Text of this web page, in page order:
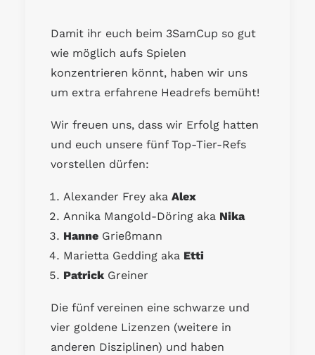
Damit ihr euch beim 3SamCup so gut
wie möglich aufs Spielen
konzentrieren könnt, haben wir uns
um extra erfahrene Headrefs bemüht!
Wir freuen uns, dass wir Erfolg hatten
und euch unsere fünf Top-Tier-Refs
vorstellen dürfen:
Alexander Frey aka Alex
Annika Mangold-Döring aka Nika
Hanne Grießmann
Marietta Gedding aka Etti
PatrickGreiner
Die fünf vereinen eine schwarze und
vier goldene Lizenzen (weitere in
anderen Disziplinen) und haben